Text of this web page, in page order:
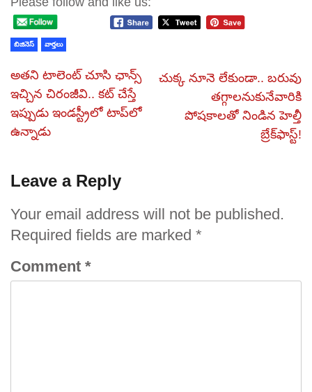
బిజినెస్ వార్తలు
అతని టాలెంట్ చూసి ఛాన్స్
ఇచ్చిన చిరంజీవి.. కట్ చేస్తే
ఇప్పుడు ఇండస్ట్రీలో టాప్‌లో
ఉన్నాడు
చుక్క నూనె లేకుండా.. బరువు
తగ్గాలనుకునేవారికి
పోషకాలతో నిండిన హెల్తీ
బ్రేక్‌ఫాస్ట్!
Leave a Reply
Your email address will not be published.
Required fields are marked *
Comment *